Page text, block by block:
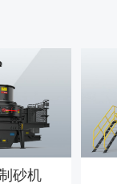
功！
砂机